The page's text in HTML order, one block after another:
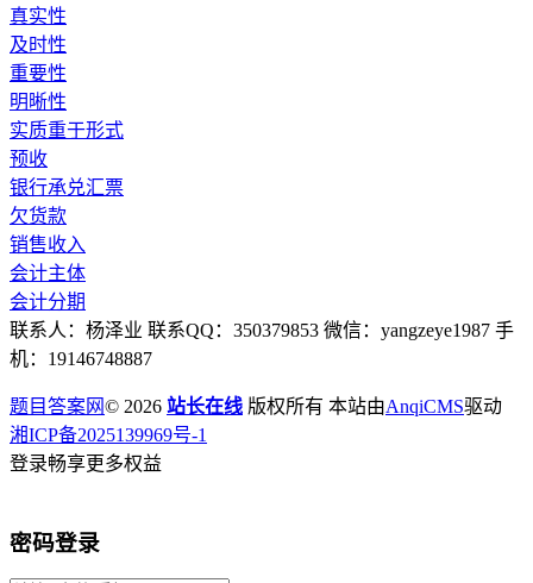
真实性
及时性
重要性
明晰性
实质重于形式
预收
银行承兑汇票
欠货款
销售收入
会计主体
会计分期
联系人：杨泽业 联系QQ：350379853 微信：yangzeye1987 手
机：19146748887
题目答案网© 2026 站长在线 版权所有 本站由AnqiCMS驱动
湘ICP备2025139969号-1
登录畅享更多权益
密码登录